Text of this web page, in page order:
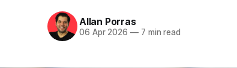
Allan Porras
06 Apr 2026 —7 min read